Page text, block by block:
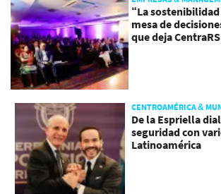
“La
mesa de
que deja
CENTROAMÉRICA &
De la Espriella
seguridad con
Latinoamérica